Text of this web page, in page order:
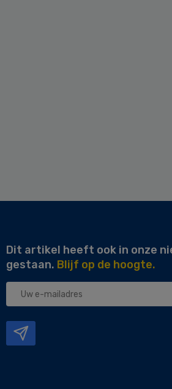
Dit artikel heeft ook in onze
gestaan. Blijf op de hoogte.
Uw